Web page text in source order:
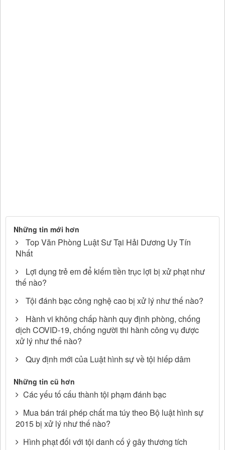
Những tin mới hơn
Top Văn Phòng Luật Sư Tại Hải Dương Uy Tín
Nhất
Lợi dụng trẻ em để kiếm tiền trục lợi bị xử phạt như
thế nào?
Tội đánh bạc công nghệ cao bị xử lý như thế nào?
Hành vi không chấp hành quy định phòng, chống
dịch COVID-19, chống người thi hành công vụ được
xử lý như thế nào?
Quy định mới của Luật hình sự về tội hiếp dâm
Những tin cũ hơn
Các yếu tố cấu thành tội phạm đánh bạc
Mua bán trái phép chất ma túy theo Bộ luật hình sự
2015 bị xử lý như thế nào?
Hình phạt đối với tội danh cố ý gây thương tích